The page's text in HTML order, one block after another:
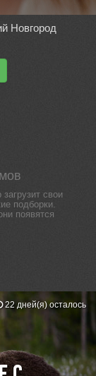
Новгород
свои
подборки.
появятся
22 дней(я) осталось